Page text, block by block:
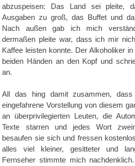
abzuspeisen: Das Land sei pleite,
Ausgaben zu groß, das Buffet und
Nach außen gab ich mich
dermaßen pleite war, dass ich mir
Kaffee leisten konnte. Der Alkoholiker
beiden Händen an den Kopf und
an.
All das hing damit zusammen,
eingefahrene Vorstellung von diesem
an überprivilegierten Leuten, die
Texte starren und jedes Wort
besaufen sie sich und fressen
alles viel kleiner, gesitteter und
Fernseher stimmte mich